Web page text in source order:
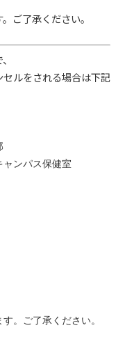
ご了承ください。
ルをされる場合は下記
ンパス保健室
。ご了承ください。